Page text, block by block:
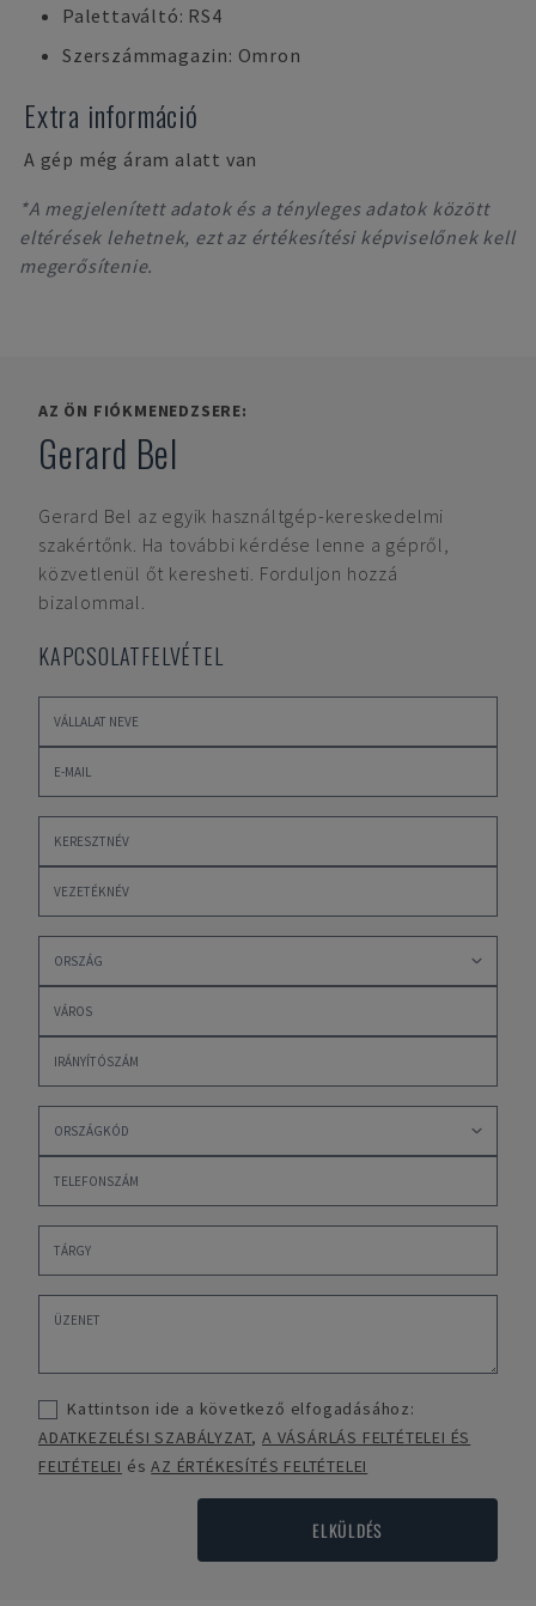
Palettaváltó: RS4
Szerszámmagazin: Omron
Extra információ
A gép még áram alatt van
*A megjelenített adatok és a tényleges adatok között
eltérések lehetnek, ezt az értékesítési képviselőnek kell
megerősítenie.
AZ ÖN FIÓKMENEDZSERE:
Gerard Bel
Gerard Bel az egyik használtgép-kereskedelmi
szakértőnk. Ha további kérdése lenne a gépről,
közvetlenül őt keresheti. Forduljon hozzá
bizalommal.
KAPCSOLATFELVÉTEL
Kattintson ide a következő elfogadásához:
ADATKEZELÉSI SZABÁLYZAT,A VÁSÁRLÁS FELTÉTELEI ÉS
FELTÉTELEI ésAZ ÉRTÉKESÍTÉS FELTÉTELEI
ELKÜLDÉS